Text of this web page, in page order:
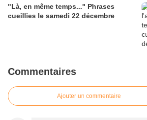
Léotard, ''Le dressage des élites...''
"Là, en même temps..." Phrases
cueillies le samedi 22 décembre
Commentaires
Ajouter un commentaire